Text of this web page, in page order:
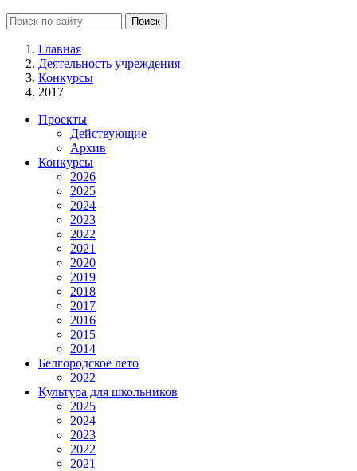
Главная
Деятельность учреждения
Конкурсы
2017
Проекты
Действующие
Архив
Конкурсы
2026
2025
2024
2023
2022
2021
2020
2019
2018
2017
2016
2015
2014
Белгородское лето
2022
Культура для школьников
2025
2024
2023
2022
2021